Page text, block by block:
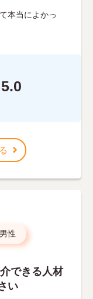
本当によかっ
5.0
男性
できる人材
い